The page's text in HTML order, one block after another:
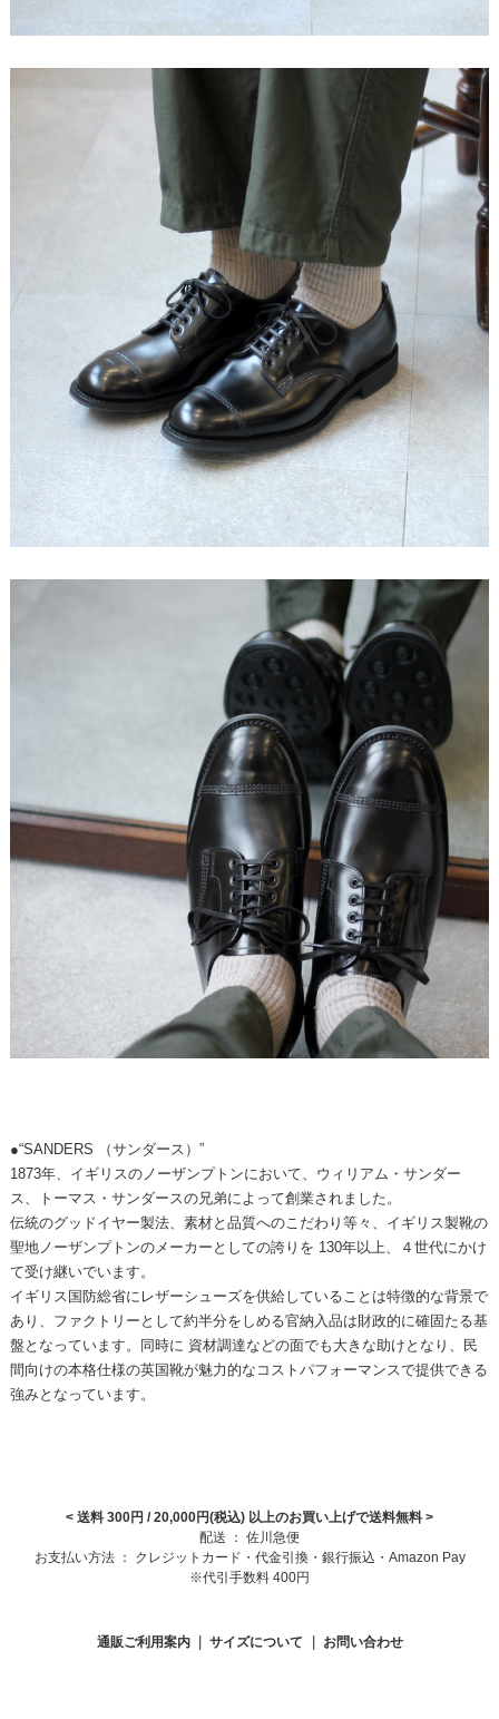
●“SANDERS （サンダース）”
1873年、イギリスのノーザンプトンにおいて、ウィリアム・サンダー
ス、トーマス・サンダースの兄弟によって創業されました。
伝統のグッドイヤー製法、素材と品質へのこだわり等々、イギリス製靴の
聖地ノーザンプトンのメーカーとしての誇りを 130年以上、４世代にかけ
て受け継いでいます。
イギリス国防総省にレザーシューズを供給していることは特徴的な背景で
あり、ファクトリーとして約半分をしめる官納入品は財政的に確固たる基
盤となっています。同時に 資材調達などの面でも大きな助けとなり、民
間向けの本格仕様の英国靴が魅力的なコストパフォーマンスで提供できる
強みとなっています。
< 送料 300円 / 20,000円(税込) 以上のお買い上げで送料無料 >
配送 ： 佐川急便
お支払い方法 ： クレジットカード・代金引換・銀行振込・Amazon Pay
※代引手数料 400円
通販ご利用案内 サイズについて お問い合わせ